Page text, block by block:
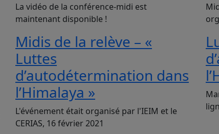
La vidéo de la conférence-midi est
maintenant disponible !
Midis de la relève – «
Luttes
d’autodétermination dans
l’Himalaya »
L'événement était organisé par l'IEIM et le
CERIAS, 16 février 2021